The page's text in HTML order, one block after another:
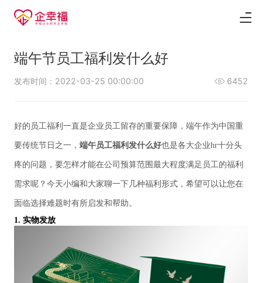
端午节员工福利发什么好
发布时间：2022-03-25 00:00:00 6452
好的员工福利一直是企业员工留存的重要保障，端午作为中国重
要传统节日之一， 端午员工福利发什么好也是各大企业hr十分头
疼的问题，要怎样才能在公司预算范围最大程度满足员工的福利
需求呢？今天小编和大家聊一下几种福利形式，希望可以让您在
面临选择难题时有所启发和帮助。
1. 实物发放